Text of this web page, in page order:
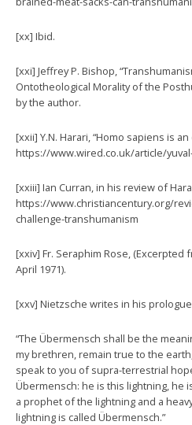
[xx] Ibid.
[xxi] Jeffrey P. Bishop,
Ontotheological Morality of the
by the author.
[xxii] Y.N. Harari, “Homo sapiens is
https://www.wired.co.uk/article/
[xxiii] Ian Curran, in his review of
https://www.christiancentury.org/
challenge-transhumanism
[xxiv] Fr. Seraphim Rose, (Excerpted
April 1971).
[xxv] Nietzsche writes in his
“The Übermensch shall be the
my brethren, remain true to the
speak to you of supra-terrestrial
Übermensch: he is this lightning, he
a prophet of the lightning and a
lightning is called Übermensch.”